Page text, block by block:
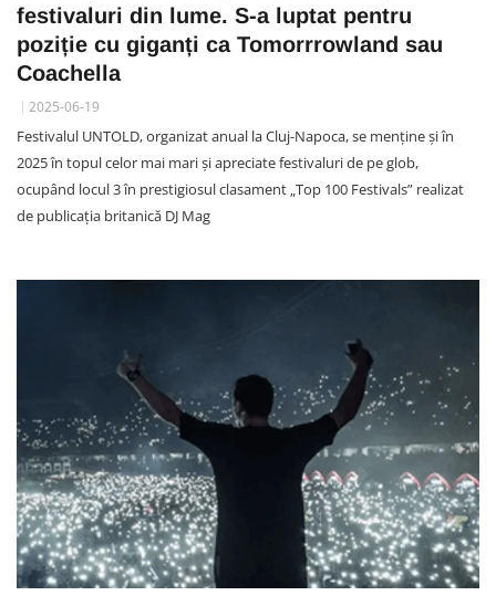
festivaluri din lume. S-a luptat pentru
poziție cu giganți ca Tomorrrowland sau
Coachella
2025-06-19
Festivalul UNTOLD, organizat anual la Cluj-Napoca, se menține și în
2025 în topul celor mai mari și apreciate festivaluri de pe glob,
ocupând locul 3 în prestigiosul clasament „Top 100 Festivals” realizat
de publicația britanică DJ Mag